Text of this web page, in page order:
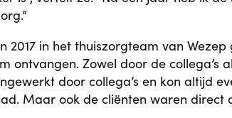
2017 in het thuiszorgteam van
ontvangen. Zowel door de collega’s
door collega’s en kon altijd
Maar ook de cliënten waren direct